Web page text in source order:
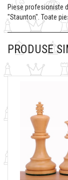
Piese profesioniste
"Staunton". Toate
PRODUSE